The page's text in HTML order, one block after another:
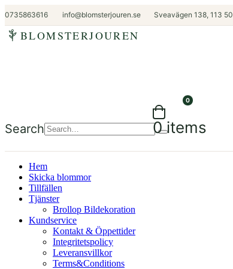
0735863616 info@blomsterjouren.se Sveavägen 138, 113 50
BLOMSTERJOUREN
Search
0
0 items
Hem
Skicka blommor
Tillfällen
Tjänster
Brollop Bildekoration
Kundservice
Kontakt & Öppettider
Integritetspolicy
Leveransvillkor
Terms&Conditions